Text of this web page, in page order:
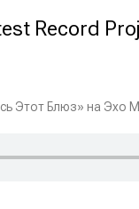
Record
Этот Блюз» на Эхо